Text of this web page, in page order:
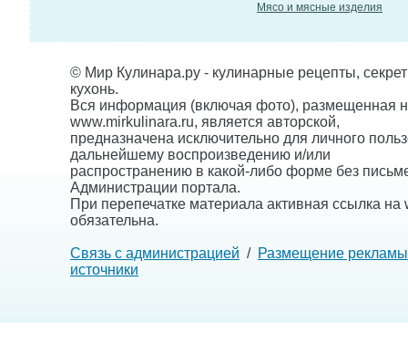
Мясо и мясные изделия
© Мир Кулинара.ру - кулинарные рецепты,
кухонь.
Вся информация (включая фото), размещенная
www.mirkulinara.ru, является авторской,
предназначена исключительно для личного
дальнейшему воспроизведению и/или
распространению в какой-либо форме без
Администрации портала.
При перепечатке материала активная ссылка на
обязательна.
Связь с администрацией / Размещение рекламы
источники